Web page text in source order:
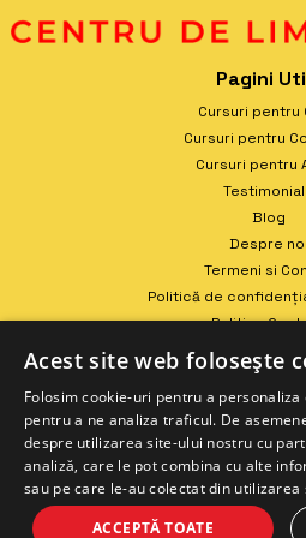
Pagini
Cursuri pentru
Cursuri pentru
Cursuri pentru
Blog
Despre noi
Termeni si
Politică de
Politica
Contact
Acest site web folosește
Folosim cookie-uri pentru a
pentru a ne analiza traficul. De
despre utilizarea site-ului nostru cu
analiză, care le pot combina cu alte
sau pe care le-au colectat din
ACCEPTĂ TOATE